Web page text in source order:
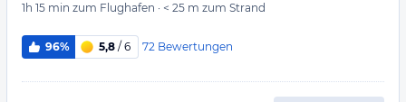
1h 15 min zum Flughafen · < 25 m zum Strand
96% 5,8 / 6 72 Bewertungen